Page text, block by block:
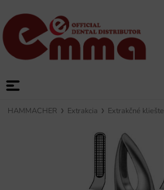
HAMMACHER Extrakcia Extrakčné kliešte